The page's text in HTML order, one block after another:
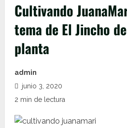
Cultivando
tema de El Jincho
planta
admin
junio 3, 2020
2 min de lectura